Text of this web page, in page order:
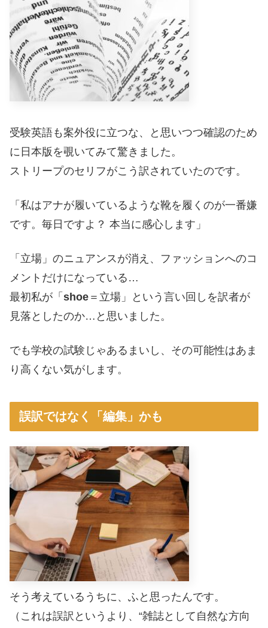
受験英語も案外役に立つな、と思いつつ確認のため
に日本版を覗いてみて驚きました。
ストリープのセリフがこう訳されていたのです。
「私はアナが履いているような靴を履くのが一番嫌
です。毎日ですよ？ 本当に感心します」
「立場」のニュアンスが消え、ファッションへのコ
メントだけになっている…
最初私が「 shoe ＝立場」という言い回しを訳者が
見落としたのか…と思いました。
でも学校の試験じゃあるまいし、その可能性はあま
り高くない気がします。
誤訳ではなく「編集」かも
そう考えているうちに、ふと思ったんです。
（これは誤訳というより、“雑誌として自然な方向